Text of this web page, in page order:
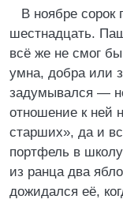
В ноябре сорок
шестнадцать.
всё же не смог бы
умна, добра или
задумывался —
отношение к ней
старших», да и
портфель в
из ранца два
дожидался её,